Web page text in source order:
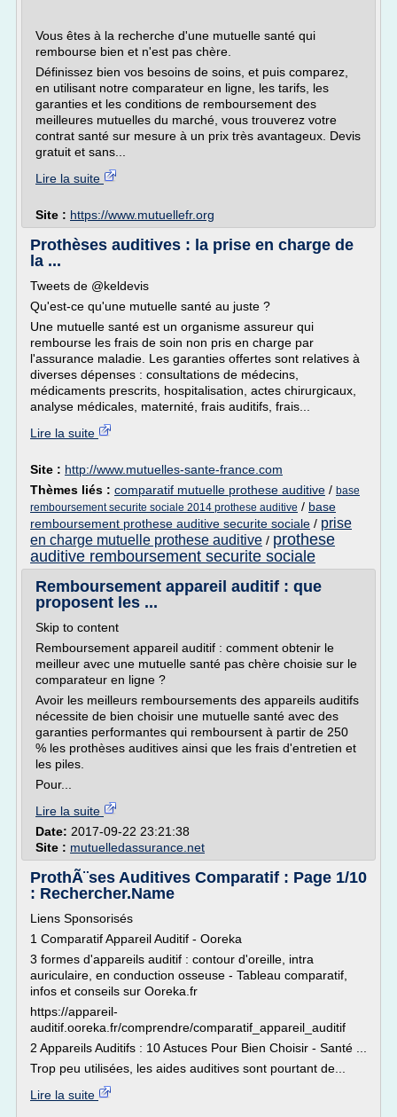
Vous êtes à la recherche d'une mutuelle santé qui
rembourse bien et n'est pas chère.
Définissez bien vos besoins de soins, et puis comparez,
en utilisant notre comparateur en ligne, les tarifs, les
garanties et les conditions de remboursement des
meilleures mutuelles du marché, vous trouverez votre
contrat santé sur mesure à un prix très avantageux. Devis
gratuit et sans...
Lire la suite
Site : https://www.mutuellefr.org
Prothèses auditives : la prise en charge de
la ...
Tweets de @keldevis
Qu'est-ce qu'une mutuelle santé au juste ?
Une mutuelle santé est un organisme assureur qui
rembourse les frais de soin non pris en charge par
l'assurance maladie. Les garanties offertes sont relatives à
diverses dépenses : consultations de médecins,
médicaments prescrits, hospitalisation, actes chirurgicaux,
analyse médicales, maternité, frais auditifs, frais...
Lire la suite
Site : http://www.mutuelles-sante-france.com
Thèmes liés : comparatif mutuelle prothese auditive / base
remboursement securite sociale 2014 prothese auditive / base
remboursement prothese auditive securite sociale / prise
en charge mutuelle prothese auditive / prothese
auditive remboursement securite sociale
Remboursement appareil auditif : que
proposent les ...
Skip to content
Remboursement appareil auditif : comment obtenir le
meilleur avec une mutuelle santé pas chère choisie sur le
comparateur en ligne ?
Avoir les meilleurs remboursements des appareils auditifs
nécessite de bien choisir une mutuelle santé avec des
garanties performantes qui remboursent à partir de 250
% les prothèses auditives ainsi que les frais d'entretien et
les piles.
Pour...
Lire la suite
Date: 2017-09-22 23:21:38
Site : mutuelledassurance.net
ProthÃ¨ses Auditives Comparatif : Page 1/10
: Rechercher.Name
Liens Sponsorisés
1 Comparatif Appareil Auditif - Ooreka
3 formes d'appareils auditif : contour d'oreille, intra
auriculaire, en conduction osseuse - Tableau comparatif,
infos et conseils sur Ooreka.fr
https://appareil-
auditif.ooreka.fr/comprendre/comparatif_appareil_auditif
2 Appareils Auditifs : 10 Astuces Pour Bien Choisir - Santé ...
Trop peu utilisées, les aides auditives sont pourtant de...
Lire la suite